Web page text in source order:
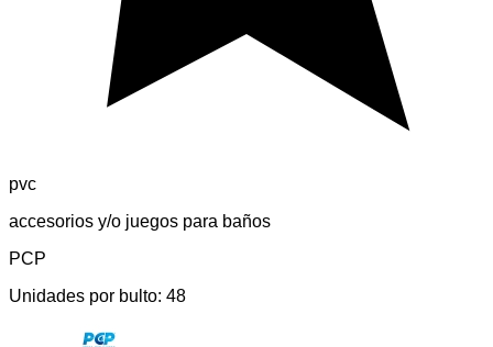
pvc
accesorios y/o juegos para baños
PCP
Unidades por bulto: 48